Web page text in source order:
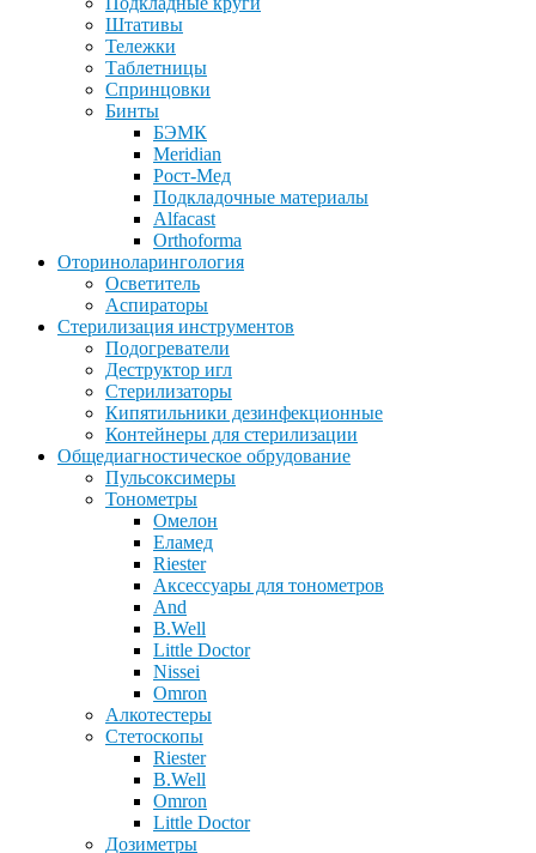
Штативы
Тележки
Таблетницы
Спринцовки
Бинты
БЭМК
Meridian
Рост-Мед
Подкладочные материалы
Alfacast
Orthoforma
Оториноларингология
Осветитель
Аспираторы
Стерилизация инструментов
Подогреватели
Деструктор игл
Стерилизаторы
Кипятильники дезинфекционные
Контейнеры для стерилизации
Общедиагностическое обрудование
Пульсоксимеры
Тонометры
Омелон
Еламед
Riester
Аксессуары для тонометров
And
B.Well
Little Doctor
Nissei
Omron
Алкотестеры
Стетоскопы
Riester
B.Well
Omron
Little Doctor
Дозиметры